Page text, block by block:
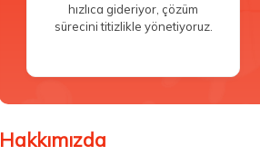
hızlıca gideriyor, çözüm
sürecini titizlikle yönetiyoruz.
Hakkımızda